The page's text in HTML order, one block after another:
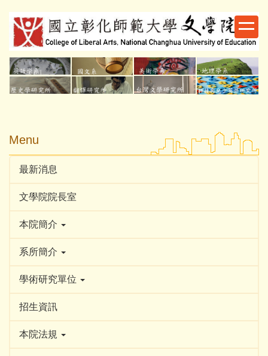
到
主
要
內
容
區
Menu
最新消息
文學院院長室
本院簡介
系所簡介
學術研究單位
招生資訊
本院法規